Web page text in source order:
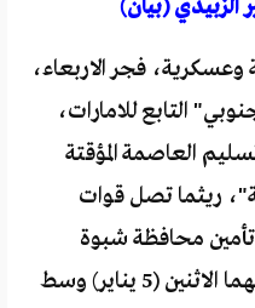
(بيان)
فجر الاربعاء،
التابع للامارات،
العاصمة المؤقتة
ريثما تصل قوات
محافظة شبوة
وابين، اللتين بدأت بالتقاطر اليهما الاثنين (5 يناير) وسط